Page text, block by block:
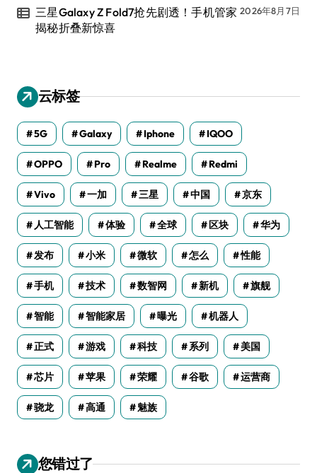
三星Galaxy Z Fold7抢先剧透！手机管家
揭秘折叠新惊喜
2026年8月7日
云标签
5G Galaxy Iphone IQOO
OPPO Pro Realme Redmi
Vivo 一加 三星 中国 京东
人工智能 体验 全球 区块 华为
发布 小米 微软 怎么 性能
手机 技术 数智网 新机 旗舰
智能 智能家居 曝光 机器人
正式 游戏 科技 系列 美国
芯片 苹果 荣耀 谷歌 运营商
骁龙 高通 魅族
您错过了